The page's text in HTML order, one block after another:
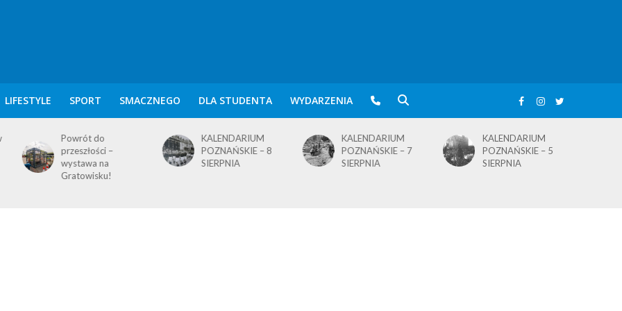
LIFESTYLE SPORT SMACZNEGO DLA STUDENTA WYDARZENIA
KALENDARIUM
POZNAŃSKIE – 8
SIERPNIA
KALENDARIUM
POZNAŃSKIE – 7
SIERPNIA
KALENDARIUM
POZNAŃSKIE – 5
SIERPNIA
KALENDARIUM
POZNAŃSKIE – 4
SIERPNIA